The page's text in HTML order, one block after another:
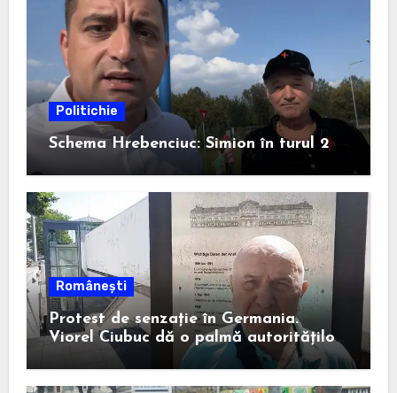
Politichie
Schema Hrebenciuc: Simion în turul 2
Românești
Protest de senzație în Germania.
Viorel Ciubuc dă o palmă autorităților
din România. Bravo, domnule inginer!